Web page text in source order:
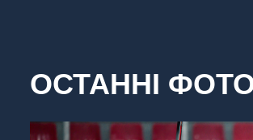
ОСТАННІ